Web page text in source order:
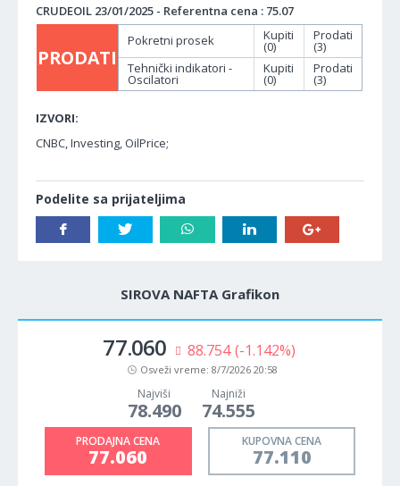
CRUDEOIL 23/01/2025 - Referentna cena : 75.07
PRODATI
Pokretni prosek Kupiti
(0)
Prodati
(3)
Tehnički indikatori -
Oscilatori
Kupiti
(0)
Prodati
(3)
IZVORI:
CNBC, Investing, OilPrice;
Podelite sa prijateljima
SIROVA NAFTA Grafikon
77.060 88.754 (-1.142%)
Osveži vreme: 8/7/2026 20:58
Najviši
78.490
Najniži
74.555
PRODAJNA CENA
77.060
KUPOVNA CENA
77.110